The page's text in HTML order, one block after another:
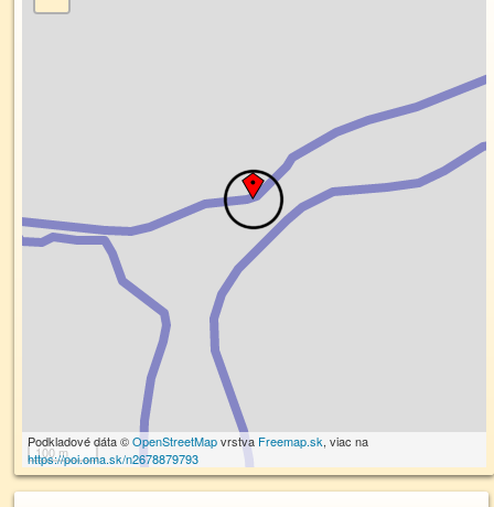
100 m
Podkladové dáta ©OpenStreetMapvrstva Freemap.sk, viac na
https://poi.oma.sk/n2678879793